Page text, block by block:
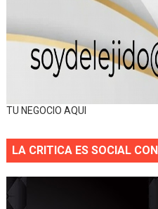
TU NEGOCIO AQUI
LA CRITICA ES SOCIAL